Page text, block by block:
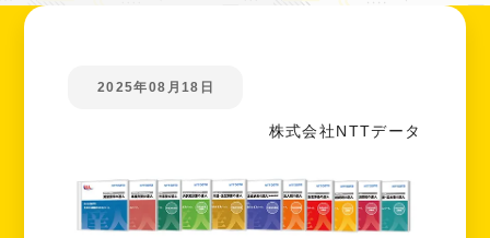
2025年08月18日
株式会社NTTデータ